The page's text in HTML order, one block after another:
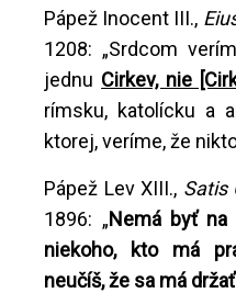
Pápež Inocent III.,
1208: „Srdcom
jednu Cirkev, nie
rímsku, katolícku a
ktorej, veríme, že
Pápež Lev XIII., Satis
1896: „Nemá byť na
niekoho, kto má
neučíš, že sa má